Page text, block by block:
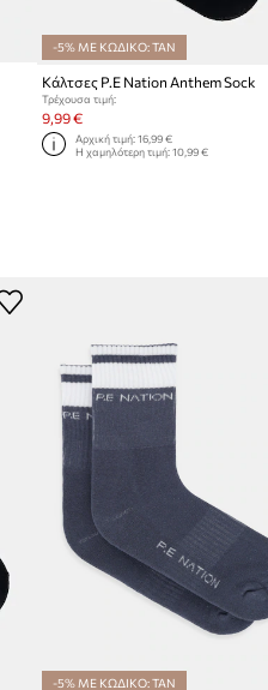
-5% ΜΕ ΚΩΔΙΚΟ: TAN
Κάλτσες P.E Nation Anthem Sock
Τρέχουσα τιμή:
9,99 €
Αρχική τιμή: 16,99 €
Η χαμηλότερη τιμή: 10,99 €
-5% ΜΕ ΚΩΔΙΚΟ: TAN